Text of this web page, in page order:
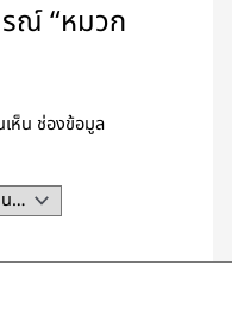
ณ์ “หมวก
ห็น ช่องข้อมูล